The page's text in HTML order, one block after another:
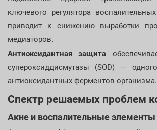
ключевого регулятора
приводит к снижению выработки
медиаторов.
Антиоксидантная защита
супероксиддисмутазы (SOD) —
антиоксидантных ферментов организма.
Спектр решаемых проблем
Акне и воспалительные элементы